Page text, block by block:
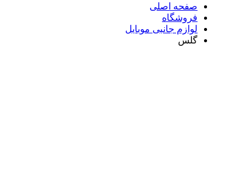
صفحه اصلی
فروشگاه
لوازم جانبی موبایل
گلس